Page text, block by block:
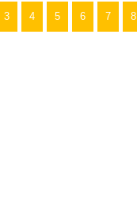
3 4 5 6 7 8